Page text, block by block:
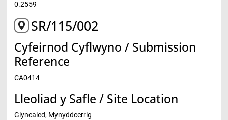
0.2559
SR/115/002
Cyfeirnod Cyflwyno / Submission
Reference
CA0414
Lleoliad y Safle / Site Location
Glyncaled, Mynyddcerrig